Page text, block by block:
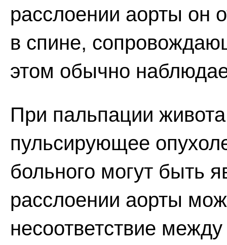
расслоении аорты он
в спине,
этом обычно
При пальпации
пульсирующее
больного могут быть
расслоении аорты
несоответствие